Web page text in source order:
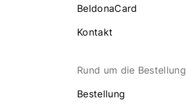
BeldonaCard
Kontakt
Rund um die Bestellung
Bestellung